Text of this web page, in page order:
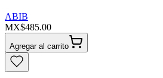
ABIB
MX$485.00
Agregar al carrito